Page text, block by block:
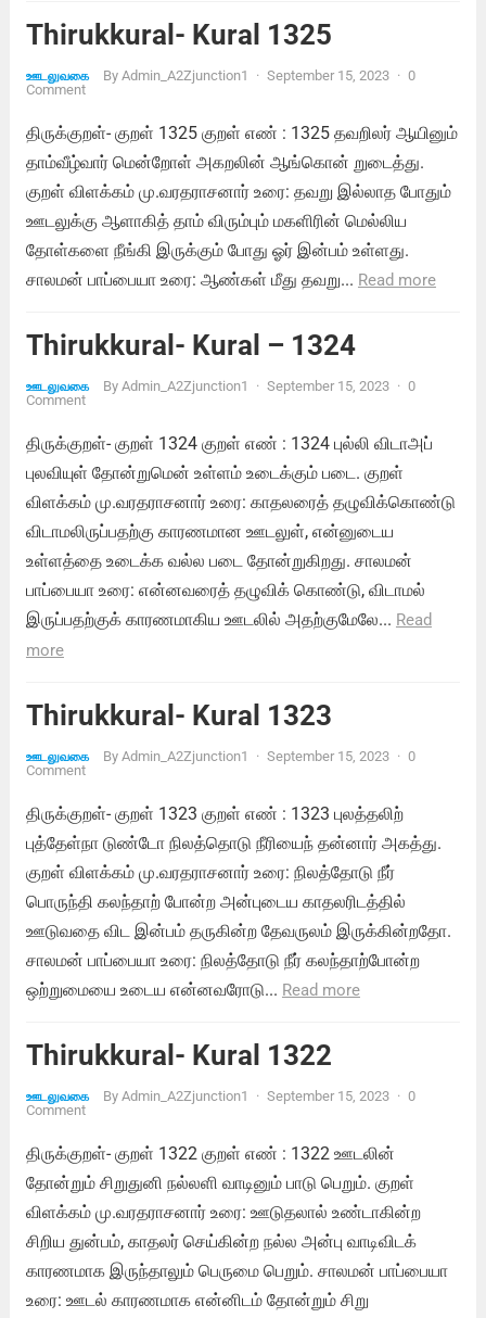
Thirukkural- Kural 1325
ஊடலுவகை By Admin_A2Zjunction1 · September 15, 2023 · 0
Comment
திருக்குறள்- குறள் 1325 குறள் எண் : 1325 தவறிலர் ஆயினும்
தாம்வீழ்வார் மென்றோள் அகறலின் ஆங்கொன் றுடைத்து.
குறள் விளக்கம் மு.வரதராசனார் உரை: தவறு இல்லாத போதும்
ஊடலுக்கு ஆளாகித் தாம் விரும்பும் மகளிரின் மெல்லிய
தோள்களை நீங்கி இருக்கும் போது ஓர் இன்பம் உள்ளது.
சாலமன் பாப்பையா உரை: ஆண்கள் மீது தவறு... Read more
Thirukkural- Kural – 1324
ஊடலுவகை By Admin_A2Zjunction1 · September 15, 2023 · 0
Comment
திருக்குறள்- குறள் 1324 குறள் எண் : 1324 புல்லி விடாஅப்
புலவியுள் தோன்றுமென் உள்ளம் உடைக்கும் படை. குறள்
விளக்கம் மு.வரதராசனார் உரை: காதலரைத் தழுவிக்கொண்டு
விடாமலிருப்பதற்கு காரணமான ஊடலுள், என்னுடைய
உள்ளத்தை உடைக்க வல்ல படை தோன்றுகிறது. சாலமன்
பாப்பையா உரை: என்னவரைத் தழுவிக் கொண்டு, விடாமல்
இருப்பதற்குக் காரணமாகிய ஊடலில் அதற்குமேலே... Read
more
Thirukkural- Kural 1323
ஊடலுவகை By Admin_A2Zjunction1 · September 15, 2023 · 0
Comment
திருக்குறள்- குறள் 1323 குறள் எண் : 1323 புலத்தலிற்
புத்தேள்நா டுண்டோ நிலத்தொடு நீரியைந் தன்னார் அகத்து.
குறள் விளக்கம் மு.வரதராசனார் உரை: நிலத்தோடு நீர்
பொருந்தி கலந்தாற் போன்ற அன்புடைய காதலரிடத்தில்
ஊடுவதை விட இன்பம் தருகின்ற தேவருலம் இருக்கின்றதோ.
சாலமன் பாப்பையா உரை: நிலத்தோடு நீர் கலந்தாற்போன்ற
ஒற்றுமையை உடைய என்னவரோடு... Read more
Thirukkural- Kural 1322
ஊடலுவகை By Admin_A2Zjunction1 · September 15, 2023 · 0
Comment
திருக்குறள்- குறள் 1322 குறள் எண் : 1322 ஊடலின்
தோன்றும் சிறுதுனி நல்லளி வாடினும் பாடு பெறும். குறள்
விளக்கம் மு.வரதராசனார் உரை: ஊடுதலால் உண்டாகின்ற
சிறிய துன்பம், காதலர் செய்கின்ற நல்ல அன்பு வாடிவிடக்
காரணமாக இருந்தாலும் பெருமை பெறும். சாலமன் பாப்பையா
உரை: ஊடல் காரணமாக என்னிடம் தோன்றும் சிறு